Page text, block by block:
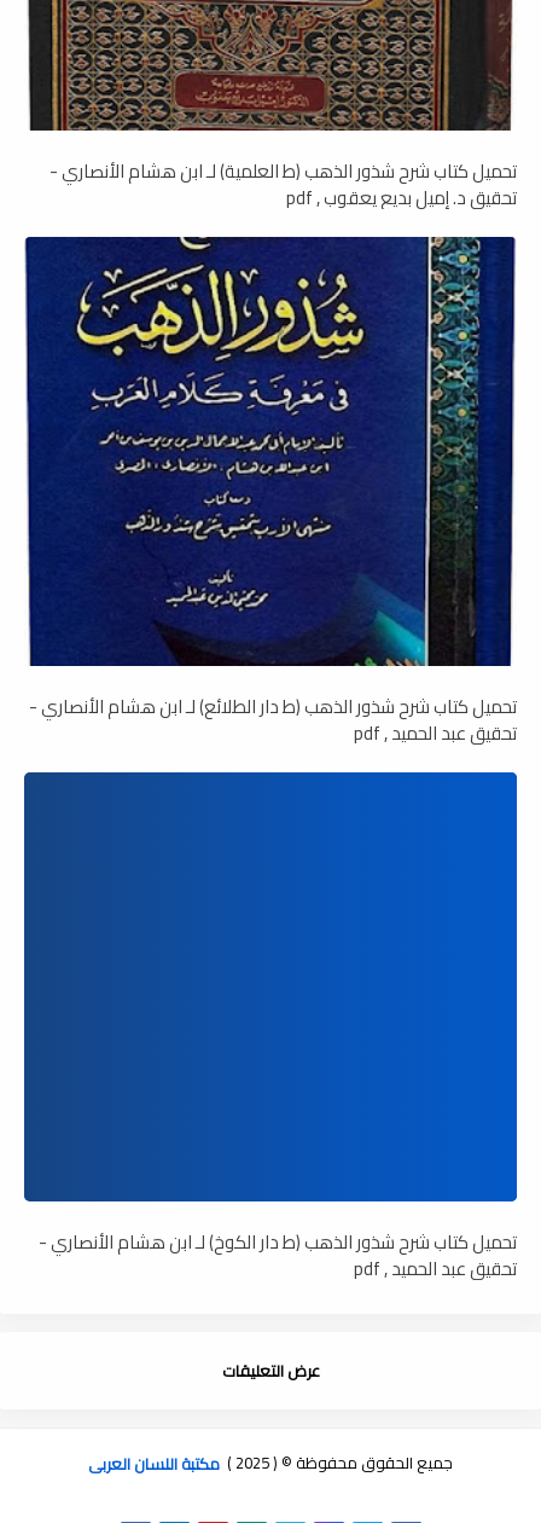
تحميل كتاب شرح شذور الذهب (ط العلمية) لـ ابن هشام الأنصاري -
تحقيق د. إميل بديع يعقوب , pdf
تحميل كتاب شرح شذور الذهب (ط دار الطلائع) لـ ابن هشام الأنصاري -
تحقيق عبد الحميد , pdf
تحميل كتاب شرح شذور الذهب (ط دار الكوخ) لـ ابن هشام الأنصاري -
تحقيق عبد الحميد , pdf
عرض التعليقات
جميع الحقوق محفوظة © ( 2025 ) مكتبة اللسان العربى